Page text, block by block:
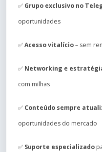
✅ Grupo exclusivo no
oportunidades
✅Acesso vitalício– sem
✅ Networking e
com milhas
✅ Conteúdo sempre
oportunidades do mercado
✅ Suporte especializado